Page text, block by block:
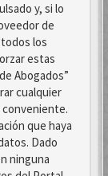
y, si lo
de
los
estas
Abogados”
cualquier
conveniente.
que haya
Dado
ninguna